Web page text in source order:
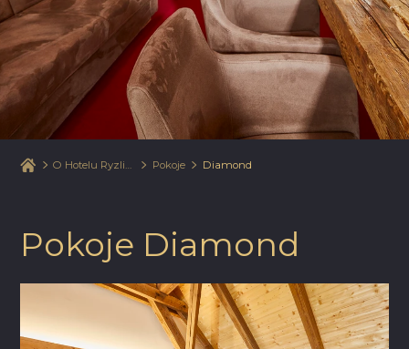
O Hotelu Ryzlink Pokoje Diamond
Pokoje Diamond